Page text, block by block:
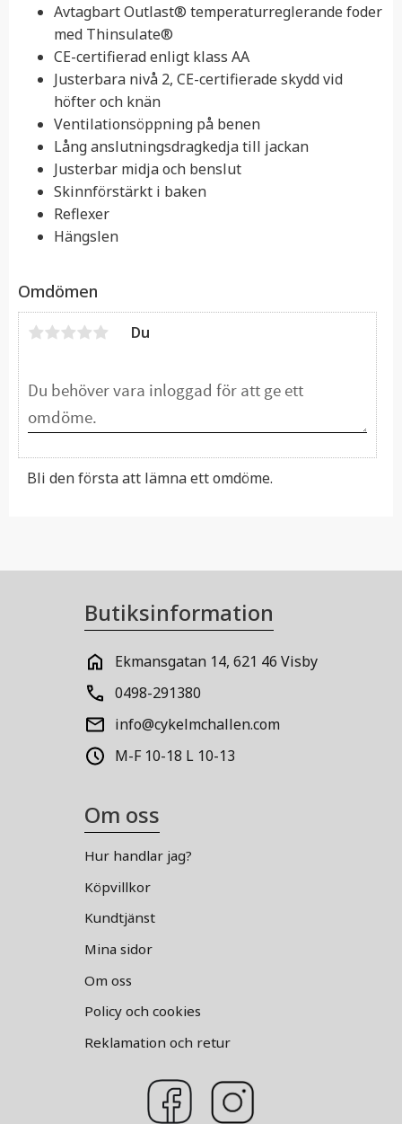
Avtagbart Outlast® temperaturreglerande foder
med Thinsulate®
CE-certifierad enligt klass AA
Justerbara nivå 2, CE-certifierade skydd vid
höfter och knän
Ventilationsöppning på benen
Lång anslutningsdragkedja till jackan
Justerbar midja och benslut
Skinnförstärkt i baken
Reflexer
Hängslen
Omdömen
Du
Bli den första att lämna ett omdöme.
Butiksinformation
Ekmansgatan 14, 621 46 Visby
0498-291380
info@cykelmchallen.com
M-F 10-18 L 10-13
Om oss
Hur handlar jag?
Köpvillkor
Kundtjänst
Mina sidor
Om oss
Policy och cookies
Reklamation och retur